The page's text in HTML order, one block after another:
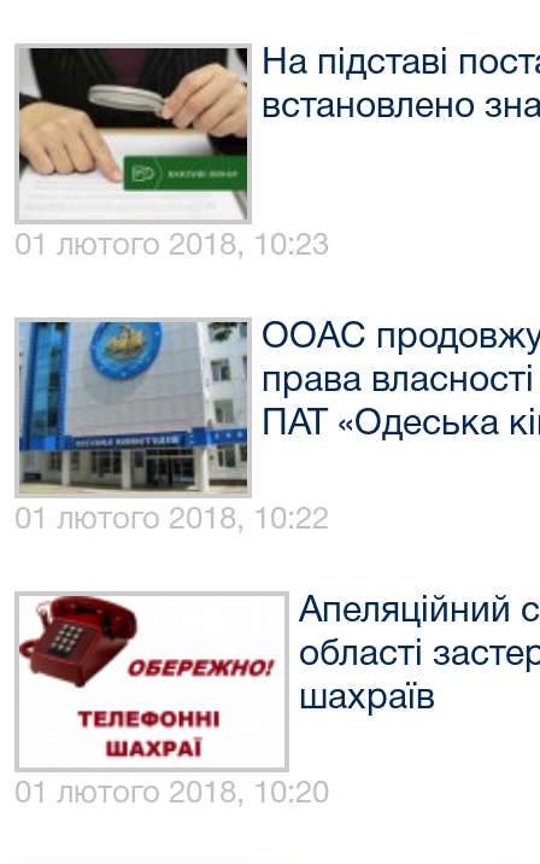
На підставі
встановлено
01 лютого 2018, 10:23
ООАС
права
ПАТ «Одеська
01 лютого 2018, 10:22
Апеляційний
області
шахраїв
01 лютого 2018, 10:20